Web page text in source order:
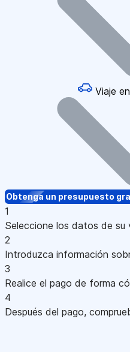
Viaje
Obtenga un presupuesto
1
Seleccione los datos de su
2
Introduzca información
3
Realice el pago de forma
4
Después del pago,